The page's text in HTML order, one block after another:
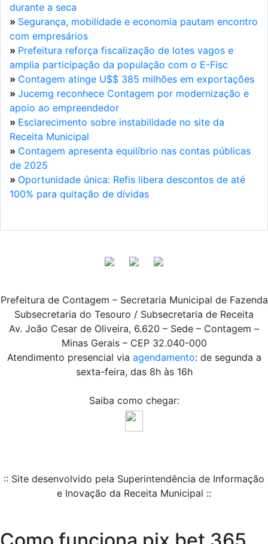
durante a seca
» Segurança, mobilidade e economia pautam encontro
com empresários
» Prefeitura reforça fiscalização de lotes vagos e
amplia participação da população com o E-Fisc
» Contagem atinge U$$ 385 milhões em exportações
» Jucemg reconhece Contagem por modernização e
apoio ao empreendedor
» Esclarecimento sobre instabilidade no site da
Receita Municipal
» Contagem apresenta equilíbrio nas contas públicas
de 2025
» Oportunidade única: Refis libera descontos de até
100% para quitação de dívidas
Prefeitura de Contagem – Secretaria Municipal de Fazenda
Subsecretaria do Tesouro / Subsecretaria de Receita
Av. João Cesar de Oliveira, 6.620 – Sede – Contagem –
Minas Gerais – CEP 32.040-000
Atendimento presencial via agendamento: de segunda a
sexta-feira, das 8h às 16h
Saiba como chegar:
:: Site desenvolvido pela Superintendência de Informação
e Inovação da Receita Municipal ::